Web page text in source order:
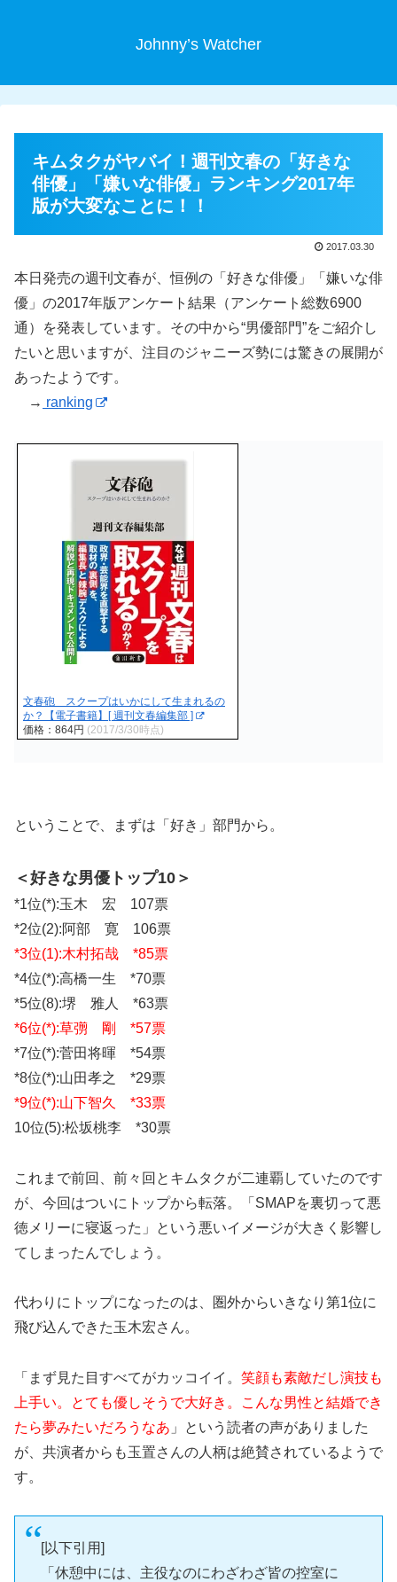
Johnny’s Watcher
キムタクがヤバイ！週刊文春の「好きな
俳優」「嫌いな俳優」ランキング2017年
版が大変なことに！！
2017.03.30
本日発売の週刊文春が、恒例の「好きな俳優」「嫌いな俳
優」の2017年版アンケート結果（アンケート総数6900
通）を発表しています。その中から“男優部門”をご紹介し
たいと思いますが、注目のジャニーズ勢には驚きの展開が
あったようです。
→ ranking
文春砲 スクープはいかにして生まれるの
か？【電子書籍】[ 週刊文春編集部 ]
価格：864円 (2017/3/30時点)
ということで、まずは「好き」部門から。
＜好きな男優トップ10＞
*1位(*):玉木 宏 107票
*2位(2):阿部 寛 106票
*3位(1):木村拓哉 *85票
*4位(*):高橋一生 *70票
*5位(8):堺 雅人 *63票
*6位(*):草彅 剛 *57票
*7位(*):菅田将暉 *54票
*8位(*):山田孝之 *29票
*9位(*):山下智久 *33票
10位(5):松坂桃李 *30票
これまで前回、前々回とキムタクが二連覇していたのです
が、今回はついにトップから転落。「SMAPを裏切って悪
徳メリーに寝返った」という悪いイメージが大きく影響し
てしまったんでしょう。
代わりにトップになったのは、圏外からいきなり第1位に
飛び込んできた玉木宏さん。
「まず見た目すべてがカッコイイ。 笑顔も素敵だし演技も
上手い。とても優しそうで大好き。こんな男性と結婚でき
たら夢みたいだろうなあ 」という読者の声がありました
が、共演者からも玉置さんの人柄は絶賛されているようで
す。
[以下引用]
「休憩中には、主役なのにわざわざ皆の控室に